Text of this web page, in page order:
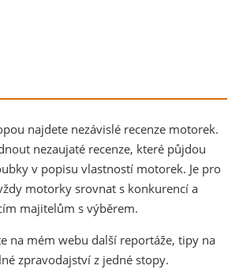
najdete nezávislé recenze motorek.
nezaujaté recenze, které půjdou
v popisu vlastností motorek. Je pro
motorky srovnat s konkurencí a
majitelům s výběrem.
na mém webu další reportáže, tipy na
zpravodajství z jedné stopy.